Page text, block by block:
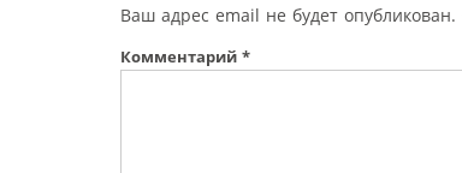
Ваш адрес email не будет опубликован.
Комментарий *